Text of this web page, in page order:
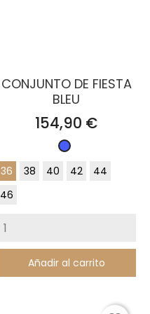
CONJUNTO DE FIESTA
BLEU
Precio
154,90 €
Azul
Zafiro
36 38 40 42
44
46
Añadir al carrito